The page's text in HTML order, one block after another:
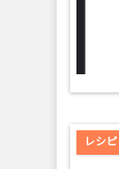
レシピ